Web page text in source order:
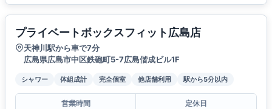
プライベートボックスフィット広島店
天神川駅から車で7分
広島県広島市中区鉄砲町5-7広島偕成ビル1F
シャワー 体組成計 完全個室 他店舗利用 駅から5分以内
営業時間
定休日